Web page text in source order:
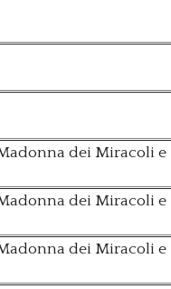
dei Miracoli e
dei Miracoli e
dei Miracoli e